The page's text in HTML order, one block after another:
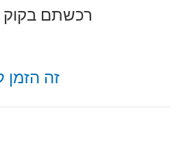
רכשתם בקוק
זה